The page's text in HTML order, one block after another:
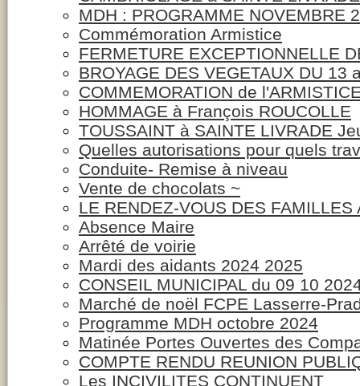
MDH : PROGRAMME NOVEMBRE
Commémoration Armistice
FERMETURE EXCEPTIONNELLE
BROYAGE DES VEGETAUX DU 13
COMMEMORATION de
HOMMAGE à François ROUCOLLE
TOUSSAINT à SAINTE LIVRADE
Quelles autorisations pour quels
Conduite- Remise à niveau
Vente de chocolats ~
LE RENDEZ-VOUS DES
Absence Maire
Arrêté de voirie
Mardi des aidants 2024 2025
CONSEIL MUNICIPAL du 09 10
Marché de noël FCPE Lasserre-
Programme MDH octobre 2024
Matinée Portes Ouvertes des
COMPTE RENDU REUNION
Les INCIVILITES CONTINUENT